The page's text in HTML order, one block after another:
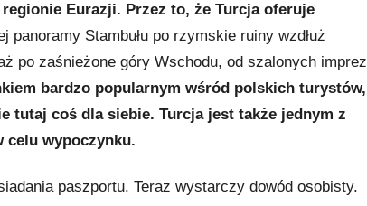
Eurazji. Przez to, że Turcja oferuje
panoramy Stambułu po rzymskie ruiny wzdłuż
po zaśnieżone góry Wschodu, od szalonych imprez
bardzo popularnym wśród polskich turystów,
tutaj coś dla siebie. Turcja jest także jednym z
celu wypoczynku.
paszportu. Teraz wystarczy dowód osobisty.